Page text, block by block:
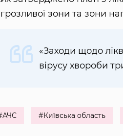
зони та зони
«Заходи щодо
вірусу хвороби
#Київська область